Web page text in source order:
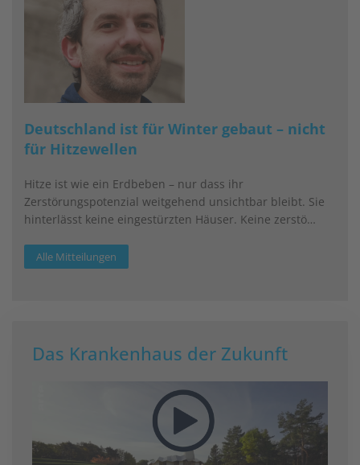
Deutschland ist für Winter gebaut – nicht
für Hitzewellen
Hitze ist wie ein Erdbeben – nur dass ihr
Zerstörungspotenzial weitgehend unsichtbar bleibt. Sie
hinterlässt keine eingestürzten Häuser. Keine zerstö…
Alle Mitteilungen
Das Krankenhaus der Zukunft